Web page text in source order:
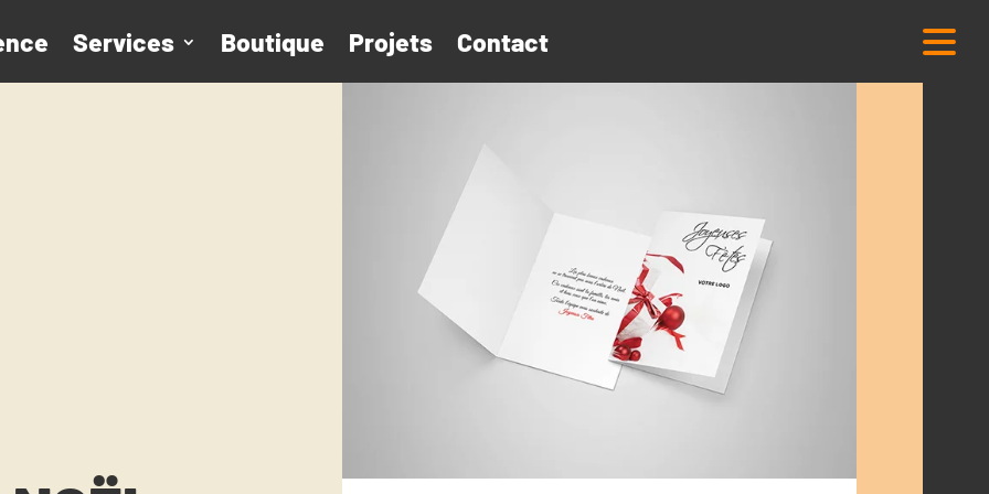
Services Boutique Projets Contact